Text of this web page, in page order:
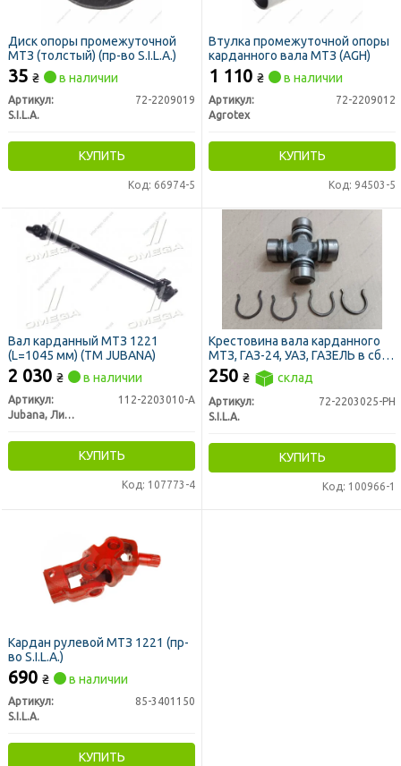
Диск опоры промежуточной
МТЗ (толстый) (пр-во S.I.L.A.)
35 ₴ в наличии
Артикул:
72-2209019
S.I.L.A.
КУПИТЬ
Код: 66974-5
Втулка промежуточной опоры
карданного вала МТЗ (AGH)
1 110 ₴ в наличии
Артикул:
72-2209012
Agrotex
КУПИТЬ
Код: 94503-5
Вал карданный МТЗ 1221
(L=1045 мм) (ТМ JUBANA)
2 030 ₴ в наличии
Артикул:
112-2203010-А
Jubana, Литва
КУПИТЬ
Код: 107773-4
Крестовина вала карданного
МТЗ, ГАЗ-24, УАЗ, ГАЗЕЛЬ в сб.
30х55х88мм (пр-во S.I.L.A. AC)
250 ₴ склад
Артикул:
72-2203025-РН
S.I.L.A.
КУПИТЬ
Код: 100966-1
Кардан рулевой МТЗ 1221 (пр-
во S.I.L.A.)
690 ₴ в наличии
Артикул:
85-3401150
S.I.L.A.
КУПИТЬ